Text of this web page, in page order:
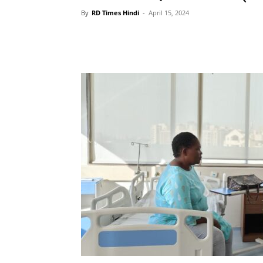
By RD Times Hindi - April 15, 2024